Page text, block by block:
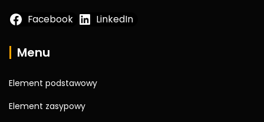
Facebook LinkedIn
Menu
Element podstawowy
Element zasypowy